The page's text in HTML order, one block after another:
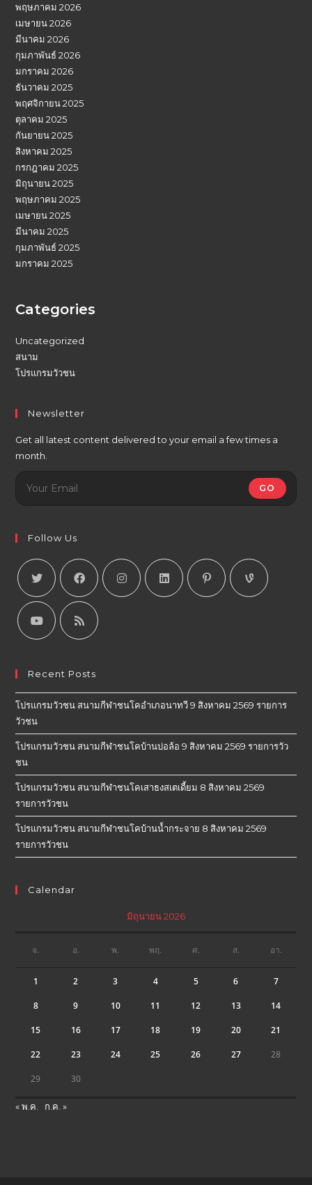
พฤษภาคม 2026
เมษายน 2026
มีนาคม 2026
กุมภาพันธ์ 2026
มกราคม 2026
ธันวาคม 2025
พฤศจิกายน 2025
ตุลาคม 2025
กันยายน 2025
สิงหาคม 2025
กรกฎาคม 2025
มิถุนายน 2025
พฤษภาคม 2025
เมษายน 2025
มีนาคม 2025
กุมภาพันธ์ 2025
มกราคม 2025
Categories
Uncategorized
สนาม
โปรแกรมวัวชน
Newsletter
Get all latest content delivered to your email a few times a
month.
GO
Follow Us
Recent Posts
โปรแกรมวัวชน สนามกีฬาชนโคอำเภอนาทวี 9 สิงหาคม 2569 รายการ
วัวชน
โปรแกรมวัวชน สนามกีฬาชนโคบ้านบ่อล้อ 9 สิงหาคม 2569 รายการวัว
ชน
โปรแกรมวัวชน สนามกีฬาชนโคเสาธงสเตเดี้ยม 8 สิงหาคม 2569
รายการวัวชน
โปรแกรมวัวชน สนามกีฬาชนโคบ้านน้ำกระจาย 8 สิงหาคม 2569
รายการวัวชน
Calendar
มิถุนายน 2026
จ. อ. พ. พฤ. ศ. ส. อา.
1 2 3 4 5 6 7
8 9 10 11 12 13 14
15 16 17 18 19 20 21
22 23 24 25 26 27 28
29 30
« พ.ค. ก.ค. »